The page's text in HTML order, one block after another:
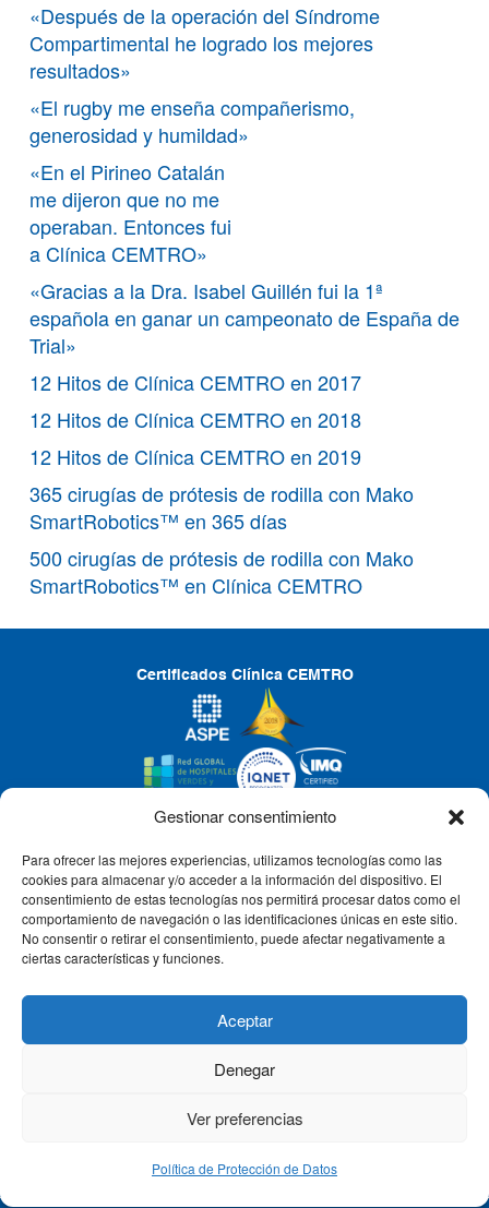
Gestionar consentimiento
Para ofrecer las mejores experiencias, utilizamos tecnologías como las
cookies para almacenar y/o acceder a la información del dispositivo. El
consentimiento de estas tecnologías nos permitirá procesar datos como el
comportamiento de navegación o las identificaciones únicas en este sitio.
No consentir o retirar el consentimiento, puede afectar negativamente a
ciertas características y funciones.
Aceptar
Denegar
Ver preferencias
Política de Protección de Datos
«Después de la operación del Síndrome
Compartimental he logrado los mejores
resultados»
«El rugby me enseña compañerismo,
generosidad y humildad»
«En el Pirineo Catalán
me dijeron que no me
operaban. Entonces fui
a Clínica CEMTRO»
«Gracias a la Dra. Isabel Guillén fui la 1ª
española en ganar un campeonato de España de
Trial»
12 Hitos de Clínica CEMTRO en 2017
12 Hitos de Clínica CEMTRO en 2018
12 Hitos de Clínica CEMTRO en 2019
365 cirugías de prótesis de rodilla con Mako
SmartRobotics™ en 365 días
500 cirugías de prótesis de rodilla con Mako
SmartRobotics™ en Clínica CEMTRO
Certificados Clínica CEMTRO
CLÍNICA CEMTRO
QUIÉNES SOMOS